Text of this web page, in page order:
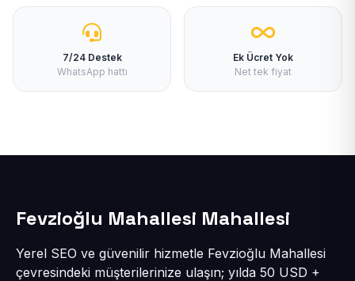
7/24 Destek
WhatsApp hattı
Ek Ücret Yok
Net tek fiyat
Fevzioğlu Mahallesi Mahallesi
Yerel SEO ve güvenilir hizmetle Fevzioğlu Mahallesi
çevresindeki müşterilerinize ulaşın; yılda 50 USD +